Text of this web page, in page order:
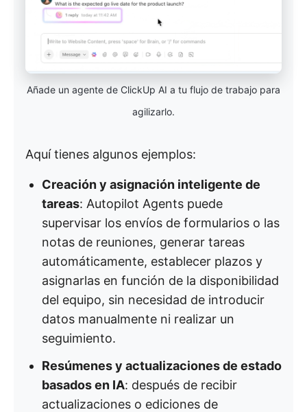
Añade un agente de ClickUp AI a tu flujo de trabajo para
agilizarlo.
Aquí tienes algunos ejemplos:
Creación y asignación inteligente de
tareas: Autopilot Agents puede
supervisar los envíos de formularios o las
notas de reuniones, generar tareas
automáticamente, establecer plazos y
asignarlas en función de la disponibilidad
del equipo, sin necesidad de introducir
datos manualmente ni realizar un
seguimiento.
Resúmenes y actualizaciones de estado
basados en IA: después de recibir
actualizaciones o ediciones de